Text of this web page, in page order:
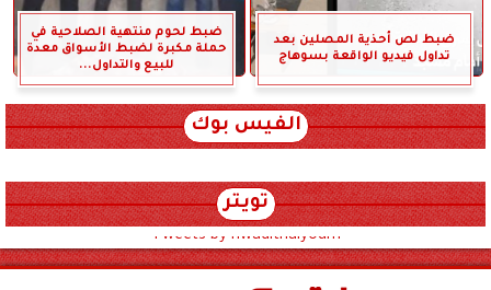
ضبط لص أحذية المصلين بعد
تداول فيديو الواقعة بسوهاج
ضبط لحوم منتهية الصلاحية في
حملة مكبرة لضبط الأسواق معدة
للبيع والتداول...
الفيس بوك
تويتر
Tweets by hwadithalyoum